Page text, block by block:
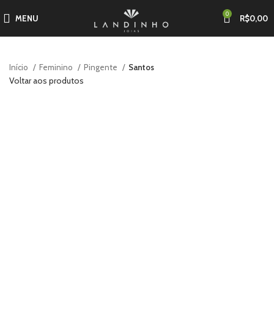
MENU 0 R$0,00
Início Feminino Pingente Santos
Voltar aos produtos